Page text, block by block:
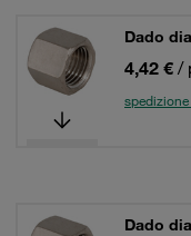
Dado
4,42 € /
Dado